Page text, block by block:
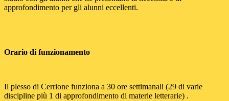
approfondimento per gli alunni eccellenti.
Orario di funzionamento
Il plesso di Cerrione funziona a 30 ore settimanali (29 di varie
discipline più 1 di approfondimento di materie letterarie) .